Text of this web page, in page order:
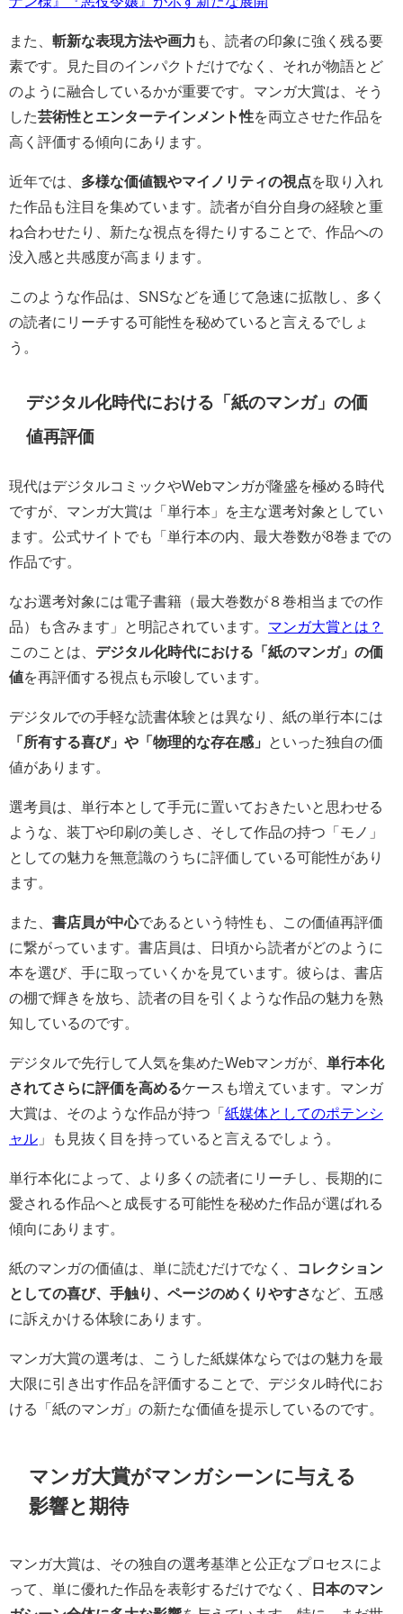
また、 斬新な表現方法や画力 も、読者の印象に強く残る要
素です。見た目のインパクトだけでなく、それが物語とど
のように融合しているかが重要です。マンガ大賞は、そう
した芸術性とエンターテインメント性を両立させた作品を
高く評価する傾向にあります。
近年では、 多様な価値観やマイノリティの視点を取り入れ
た作品も注目を集めています。読者が自分自身の経験と重
ね合わせたり、新たな視点を得たりすることで、作品への
没入感と共感度が高まります。
このような作品は、SNSなどを通じて急速に拡散し、多く
の読者にリーチする可能性を秘めていると言えるでしょ
う。
デジタル化時代における「紙のマンガ」の価
値再評価
現代はデジタルコミックやWebマンガが隆盛を極める時代
ですが、マンガ大賞は「単行本」を主な選考対象としてい
ます。公式サイトでも「単行本の内、最大巻数が8巻までの
作品です。
なお選考対象には電子書籍（最大巻数が８巻相当までの作
品）も含みます」と明記されています。 マンガ大賞とは？
このことは、 デジタル化時代における「紙のマンガ」の価
値を再評価する視点も示唆しています。
デジタルでの手軽な読書体験とは異なり、紙の単行本には
「所有する喜び」や「物理的な存在感」
といった独自の価
値があります。
選考員は、単行本として手元に置いておきたいと思わせる
ような、装丁や印刷の美しさ、そして作品の持つ「モノ」
としての魅力を無意識のうちに評価している可能性があり
ます。
また、 書店員が中心であるという特性も、この価値再評価
に繋がっています。書店員は、日頃から読者がどのように
本を選び、手に取っていくかを見ています。彼らは、書店
の棚で輝きを放ち、読者の目を引くような作品の魅力を熟
知しているのです。
デジタルで先行して人気を集めたWebマンガが、 単行本化
されてさらに評価を高めるケースも増えています。マンガ
大賞は、そのような作品が持つ「 紙媒体としてのポテンシ
ャル 」も見抜く目を持っていると言えるでしょう。
単行本化によって、より多くの読者にリーチし、長期的に
愛される作品へと成長する可能性を秘めた作品が選ばれる
傾向にあります。
紙のマンガの価値は、単に読むだけでなく、
コレクション
としての喜び、手触り、ページのめくりやすさなど、五感
に訴えかける体験にあります。
マンガ大賞の選考は、こうした紙媒体ならではの魅力を最
大限に引き出す作品を評価することで、デジタル時代にお
ける「紙のマンガ」の新たな価値を提示しているのです。
マンガ大賞がマンガシーンに与える
影響と期待
マンガ大賞は、その独自の選考基準と公正なプロセスによ
って、単に優れた作品を表彰するだけでなく、
日本のマン